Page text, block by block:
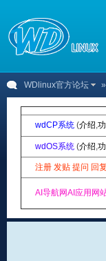
WDlinux官方论坛 »
wdCP系统 (介绍,
wdOS系统 (介绍,
注册 发贴 提问 回
AI导航网AI应用网